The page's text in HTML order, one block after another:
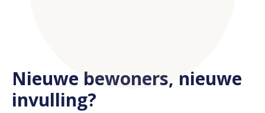
Nieuwe bewoners, nieuwe
invulling?